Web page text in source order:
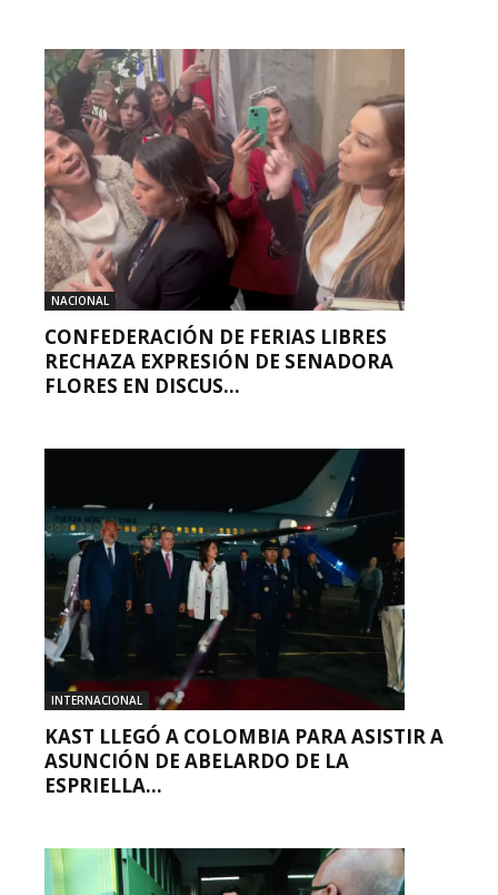
NACIONAL
CONFEDERACIÓN DE FERIAS LIBRES
RECHAZA EXPRESIÓN DE SENADORA
FLORES EN DISCUS...
INTERNACIONAL
KAST LLEGÓ A COLOMBIA PARA ASISTIR A
ASUNCIÓN DE ABELARDO DE LA
ESPRIELLA...